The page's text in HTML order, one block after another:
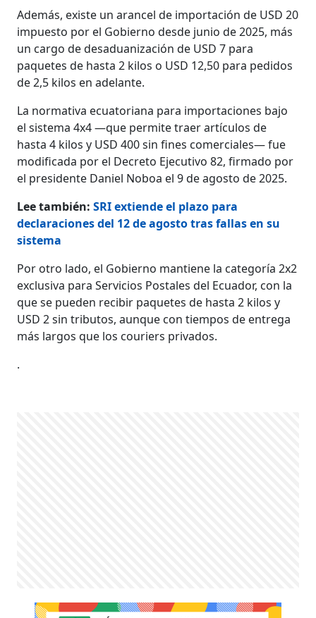
Además, existe un arancel de importación de USD 20
impuesto por el Gobierno desde junio de 2025, más
un cargo de desaduanización de USD 7 para
paquetes de hasta 2 kilos o USD 12,50 para pedidos
de 2,5 kilos en adelante.
La normativa ecuatoriana para importaciones bajo
el sistema 4x4 —que permite traer artículos de
hasta 4 kilos y USD 400 sin fines comerciales— fue
modificada por el Decreto Ejecutivo 82, firmado por
el presidente Daniel Noboa el 9 de agosto de 2025.
Lee también:SRI extiende el plazo para
declaraciones del 12 de agosto tras fallas en su
sistema
Por otro lado, el Gobierno mantiene la categoría 2x2
exclusiva para Servicios Postales del Ecuador, con la
que se pueden recibir paquetes de hasta 2 kilos y
USD 2 sin tributos, aunque con tiempos de entrega
más largos que los couriers privados.
.